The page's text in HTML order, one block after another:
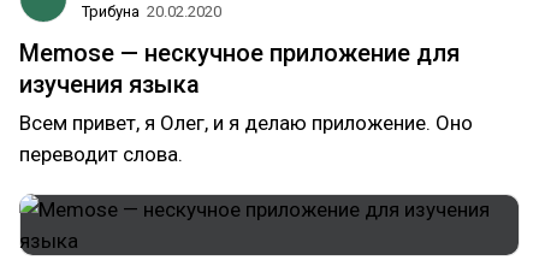
Трибуна 20.02.2020
Memose — нескучное приложение для
изучения языка
Всем привет, я Олег, и я делаю приложение. Оно
переводит слова.